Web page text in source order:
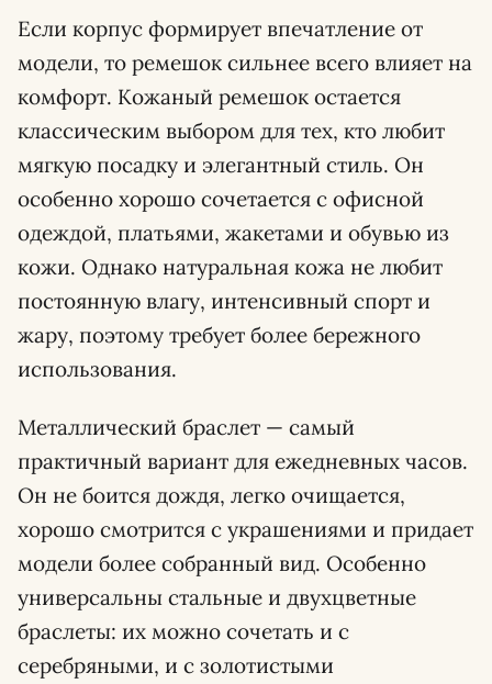
Если корпус формирует впечатление от
модели, то ремешок сильнее всего влияет на
комфорт. Кожаный ремешок остается
классическим выбором для тех, кто любит
мягкую посадку и элегантный стиль. Он
особенно хорошо сочетается с офисной
одеждой, платьями, жакетами и обувью из
кожи. Однако натуральная кожа не любит
постоянную влагу, интенсивный спорт и
жару, поэтому требует более бережного
использования.
Металлический браслет — самый
практичный вариант для ежедневных часов.
Он не боится дождя, легко очищается,
хорошо смотрится с украшениями и придает
модели более собранный вид. Особенно
универсальны стальные и двухцветные
браслеты: их можно сочетать и с
серебряными, и с золотистыми